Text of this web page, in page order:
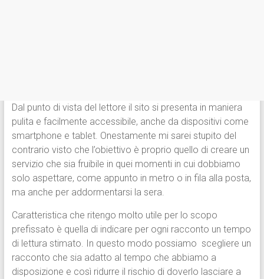
Dal punto di vista del lettore il sito si presenta in maniera
pulita e facilmente accessibile, anche da dispositivi come
smartphone e tablet. Onestamente mi sarei stupito del
contrario visto che l’obiettivo è proprio quello di creare un
servizio che sia fruibile in quei momenti in cui dobbiamo
solo aspettare, come appunto in metro o in fila alla posta,
ma anche per addormentarsi la sera.
Caratteristica che ritengo molto utile per lo scopo
prefissato è quella di indicare per ogni racconto un tempo
di lettura stimato. In questo modo possiamo scegliere un
racconto che sia adatto al tempo che abbiamo a
disposizione e così ridurre il rischio di doverlo lasciare a